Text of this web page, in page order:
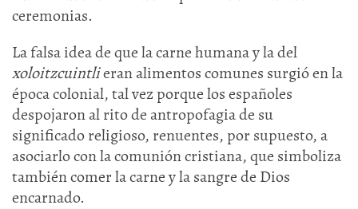
ceremonias.
La falsa idea de que la carne humana y la del
xoloitzcuintlieran alimentos comunes surgió en la
época colonial, tal vez porque los españoles
despojaron al rito de antropofagia de su
significado religioso, renuentes, por supuesto, a
asociarlo con la comunión cristiana, que simboliza
también comer la carne y la sangre de Dios
encarnado.